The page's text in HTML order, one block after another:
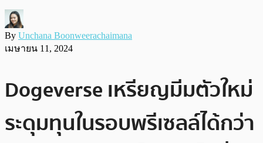
By Unchana Boonweerachaimana
เมษายน 11, 2024
Dogeverse เหรียญมีมตัวใหม่
ระดุมทุนในรอบพรีเซลล์ได้กว่า